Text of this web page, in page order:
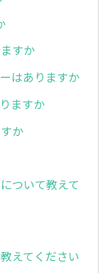
すか
はありますか
ますか
か
ついて教えて
えてください